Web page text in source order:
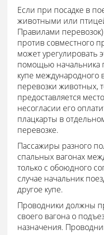
Если при посадке в
животными или
Правилами
против совместного
может урегулировать
помощью начальника
купе международного
перевозки животных,
предоставляется
несогласии его
плацкарты в
перевозке.
Пассажиры разного
спальных вагонах
только с обоюдного
случае начальник
другое купе.
Проводники должны
своего вагона о
назначения.